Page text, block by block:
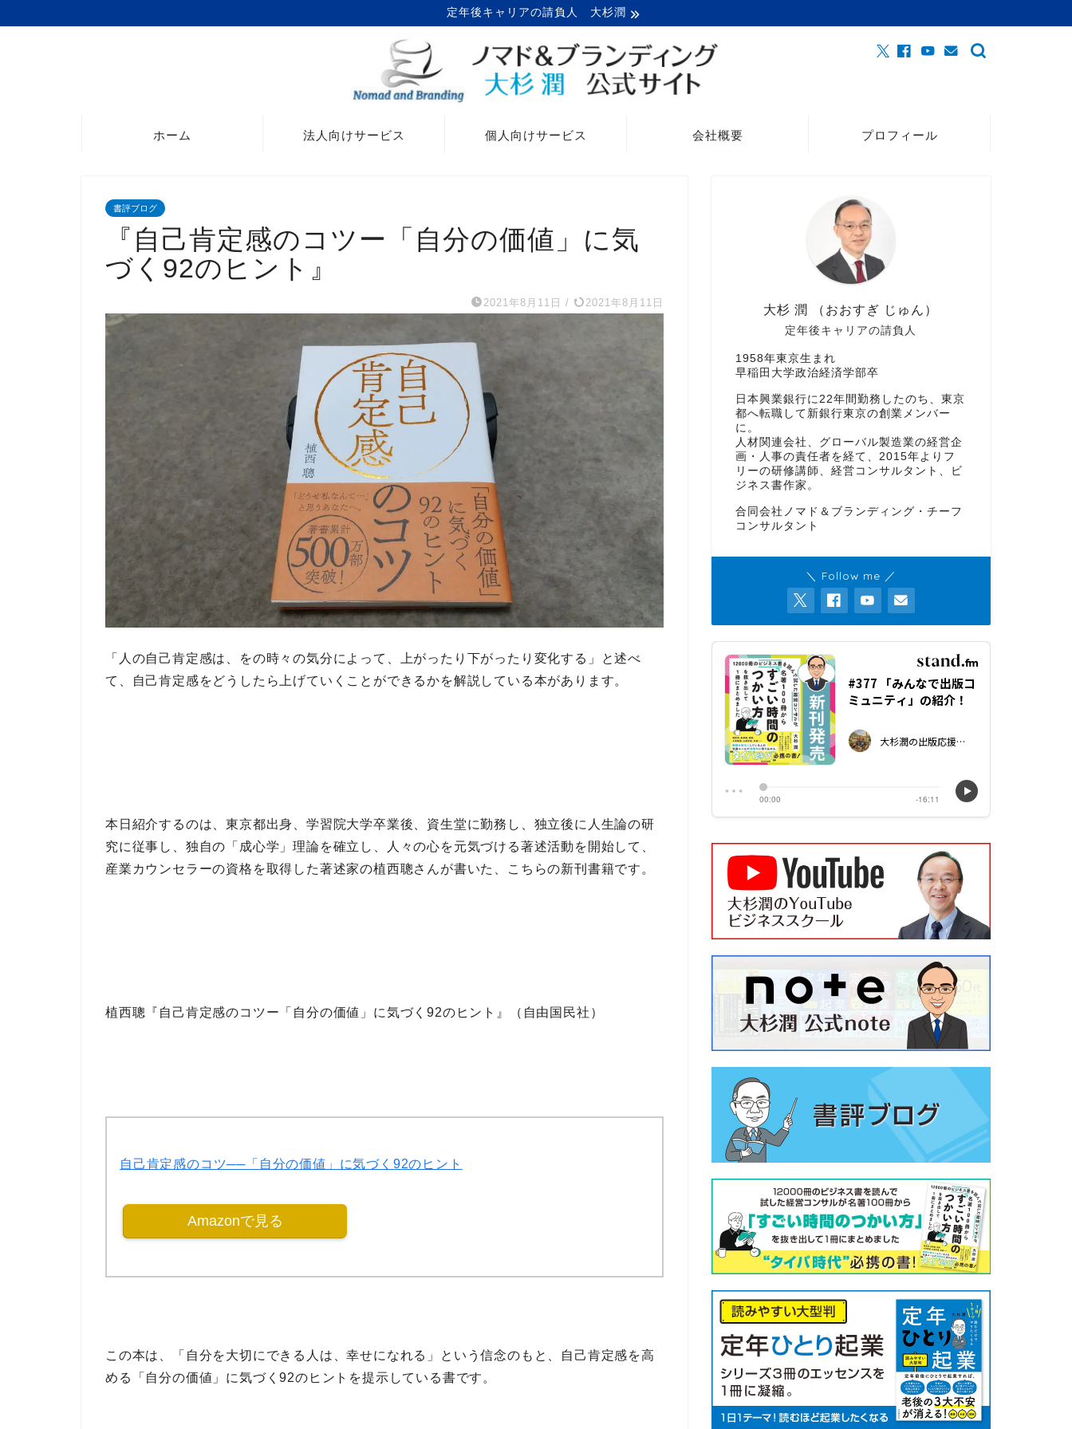
定年後キャリアの請負人 大杉潤
ホーム 法人向けサービス 個人向けサービス 会社概要 プロフィール
書評ブログ
『自己肯定感のコツー「自分の価値」に気
づく92のヒント』
2021年8月11日 / 2021年8月11日
「人の自己肯定感は、をの時々の気分によって、上がったり下がったり変化する」
と述べ
て、
自己肯定感をどうしたら上げていくことができるかを解説している本があります。
本日紹介するのは、東京都出身、 学習院大学卒業後、 資生堂に勤務し、独立後に 人生論の研
究に従事し、独自の 「成心学」理論を確立し、 人々の心を元気づける著述活動 を開始して、
産業カウンセラーの資格を取得した著述家の植西聰さんが書いた、こちらの新刊書籍です。
植西聰『自己肯定感のコツー「自分の価値」に気づく92のヒント』（自由国民社）
自己肯定感のコツ──「自分の価値」に気づく92のヒント
Amazonで見る
この本は、 「自分を大切にできる人は、幸せになれる」 という信念のもと、 自己肯定感を高
める
「自分の価値」に気づく92のヒント を提示している書です。
定年後キャリアの請負人
大杉 潤 （おおすぎ じゅん）
1958年東京生まれ
早稲田大学政治経済学部卒
日本興業銀行に22年間勤務したのち、東京
都へ転職して新銀行東京の創業メンバー
に。
人材関連会社、グローバル製造業の経営企
画・人事の責任者を経て、2015年よりフ
リーの研修講師、経営コンサルタント、ビ
ジネス書作家。
合同会社ノマド＆ブランディング・チーフ
コンサルタント
＼ Follow me ／